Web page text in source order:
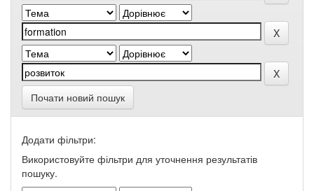
Почати новий пошук
Додати фільтри:
Використовуйте фільтри для уточнення результатів
пошуку.